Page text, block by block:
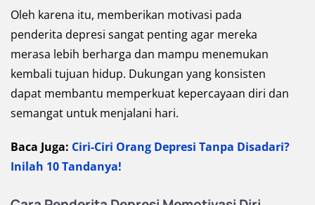
Oleh karena itu, memberikan motivasi pada
penderita depresi sangat penting agar mereka
merasa lebih berharga dan mampu menemukan
kembali tujuan hidup. Dukungan yang konsisten
dapat membantu memperkuat kepercayaan diri dan
semangat untuk menjalani hari.
Baca Juga: Ciri-Ciri Orang Depresi Tanpa Disadari?
Inilah 10 Tandanya!